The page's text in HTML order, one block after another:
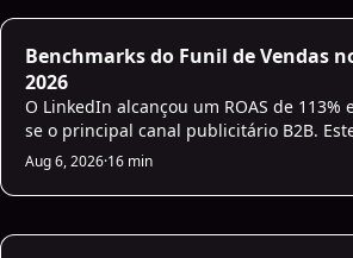
AI Sales Engagement
Benchmarks do Funil de Vendas
2026
O LinkedIn alcançou um ROAS de 113%
se o principal canal publicitário B2B.
apresenta os benchmarks de 2026 para
de TOFU entre 0,45-0,9%, CPLs de
taxas de conversão de SQL entre 5-15%.
Aug 6, 2026·16 min